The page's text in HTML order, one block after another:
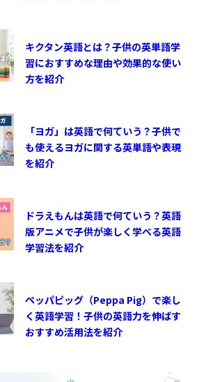
キクタン英語とは？子供の英単語学
習におすすめな理由や効果的な使い
方を紹介
「ヨガ」は英語で何ていう？子供で
も使えるヨガに関する英単語や表現
を紹介
ドラえもんは英語で何ていう？英語
版アニメで子供が楽しく学べる英語
学習法を紹介
ペッパピッグ（Peppa Pig）で楽し
く英語学習！子供の英語力を伸ばす
おすすめ活用法を紹介